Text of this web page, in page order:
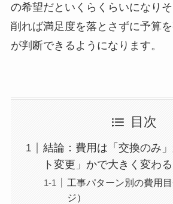
の希望だといくらくらいになり
削れば満足度を落とさずに予算を
が判断できるようになります。
目次
結論：費用は「交換のみ
ト変更」かで大きく変わる
工事パターン別の費用
ジ）